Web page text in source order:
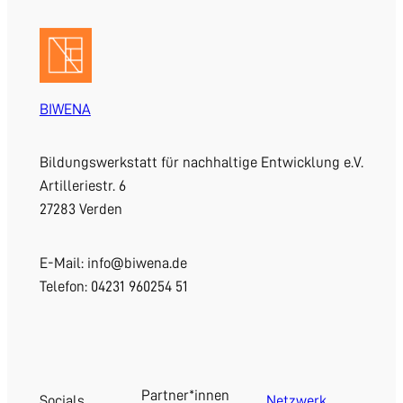
BIWENA
Bildungswerkstatt für nachhaltige Entwicklung e.V.
Artilleriestr. 6
27283 Verden
E-Mail: info@biwena.de
Telefon: 04231 960254 51
Partner*innen